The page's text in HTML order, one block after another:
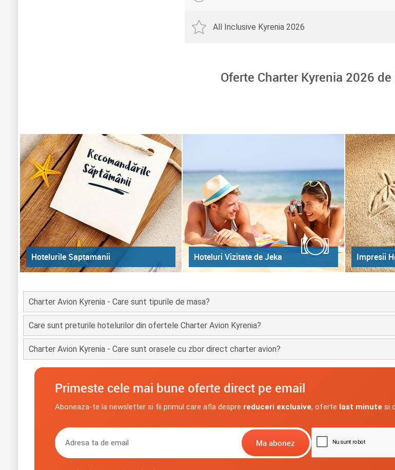
All Inclusive Kyrenia 2026
Oferte Charter Kyrenia 2026 de
Hotelurile Saptamanii Hoteluri Vizitate de Jeka Impresii
Charter Avion Kyrenia - Care sunt tipurile de masa?
Care sunt preturile hotelurilor din ofertele Charter Avion Kyrenia?
Charter Avion Kyrenia - Care sunt orasele cu zbor direct charter avion?
Primeste cele mai bune oferte direct pe email
Aboneaza-te la newsletter si fii primul care afla despre reduceri exclusive, oferte last minute si